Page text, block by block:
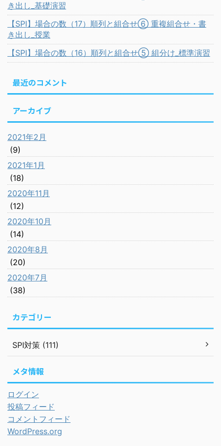
き出し_基礎演習
【SPI】場合の数（17）順列と組合せ⑥ 重複組合せ・書
き出し_授業
【SPI】場合の数（16）順列と組合せ⑤ 組分け_標準演習
最近のコメント
アーカイブ
2021年2月
(9)
2021年1月
(18)
2020年11月
(12)
2020年10月
(14)
2020年8月
(20)
2020年7月
(38)
カテゴリー
SPI対策 (111)
メタ情報
ログイン
投稿フィード
コメントフィード
WordPress.org